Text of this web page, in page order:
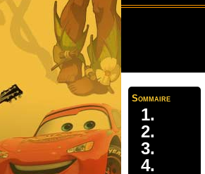
Sommaire